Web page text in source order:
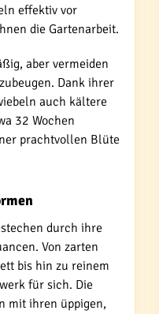
effektiv vor
die Gartenarbeit.
aber vermeiden
Dank ihrer
auch kältere
32 Wochen
prachtvollen Blüte
durch ihre
Von zarten
bis hin zu reinem
für sich. Die
mit ihren üppigen,